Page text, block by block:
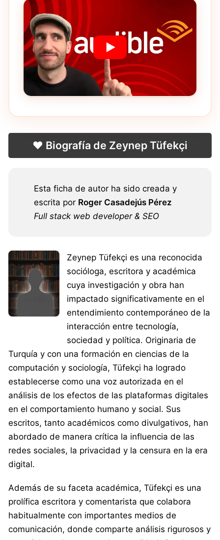
❤️ Biografía de Zeynep Tüfekçi
Esta ficha de autor ha sido creada y
escrita por Roger Casadejús Pérez
Full stack web developer & SEO
Zeynep Tüfekçi es una reconocida
socióloga, escritora y académica
cuya investigación y obra han
impactado significativamente en el
entendimiento contemporáneo de la
interacción entre tecnología,
sociedad y política. Originaria de
Turquía y con una formación en ciencias de la
computación y sociología, Tüfekçi ha logrado
establecerse como una voz autorizada en el
análisis de los efectos de las plataformas digitales
en el comportamiento humano y social. Sus
escritos, tanto académicos como divulgativos, han
abordado de manera crítica la influencia de las
redes sociales, la privacidad y la censura en la era
digital.
Además de su faceta académica, Tüfekçi es una
prolífica escritora y comentarista que colabora
habitualmente con importantes medios de
comunicación, donde comparte análisis rigurosos y